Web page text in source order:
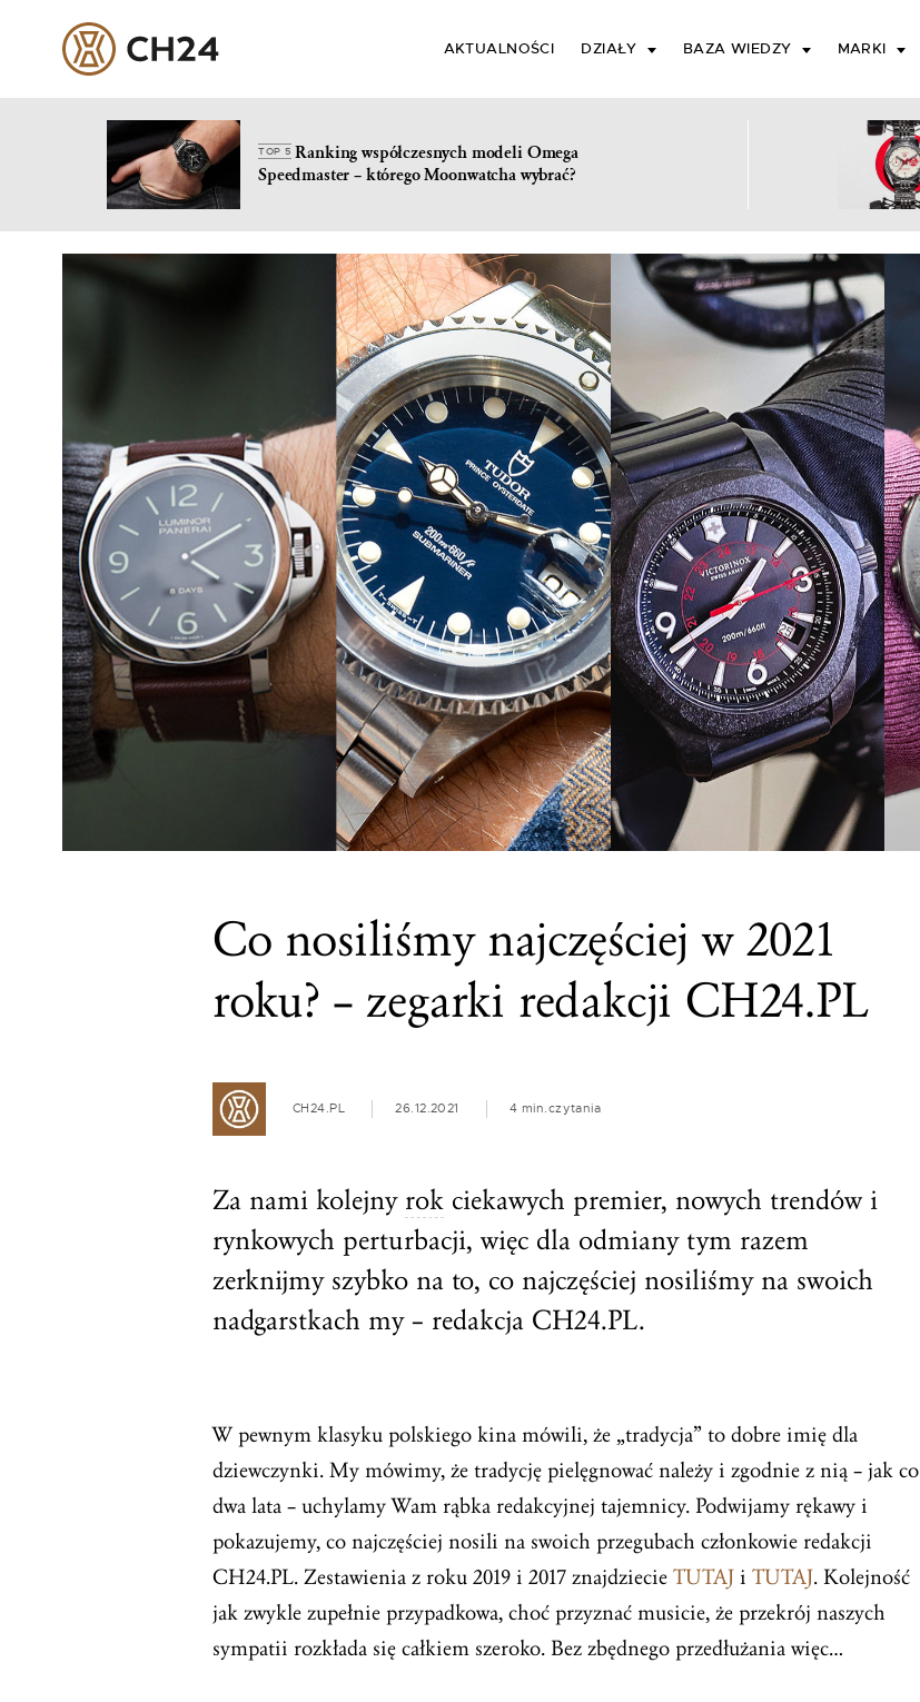
AKTUALNOŚCI DZIAŁY BAZA WIEDZY MARKI
TOP 5Ranking współczesnych modeli Omega
Speedmaster – którego Moonwatcha wybrać?
Co nosiliśmy najczęściej w 2021
roku? – zegarki redakcji CH24.PL
CH24.PL 26.12.2021 4 min.czytania
Za nami kolejny rok ciekawych premier, nowych trendów i
rynkowych perturbacji, więc dla odmiany tym razem
zerknijmy szybko na to, co najczęściej nosiliśmy na swoich
nadgarstkach my – redakcja CH24.PL.
W pewnym klasyku polskiego kina mówili, że „tradycja” to dobre imię dla
dziewczynki. My mówimy, że tradycję pielęgnować należy i zgodnie z nią – jak co
dwa lata – uchylamy Wam rąbka redakcyjnej tajemnicy. Podwijamy rękawy i
pokazujemy, co najczęściej nosili na swoich przegubach członkowie redakcji
CH24.PL. Zestawienia z roku 2019 i 2017 znajdziecie TUTAJ i TUTAJ. Kolejność
jak zwykle zupełnie przypadkowa, choć przyznać musicie, że przekrój naszych
sympatii rozkłada się całkiem szeroko. Bez zbędnego przedłużania więc…